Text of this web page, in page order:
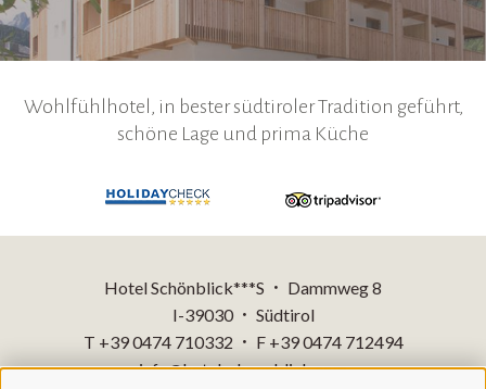
Wohlfühlhotel, in bester südtiroler Tradition geführt,
schöne Lage und prima Küche
Hotel Schönblick***S •
Dammweg 8
I-39030
•
Südtirol
T +39 0474 710332
•
F +39 0474 712494
info@hotelschoenblick.com